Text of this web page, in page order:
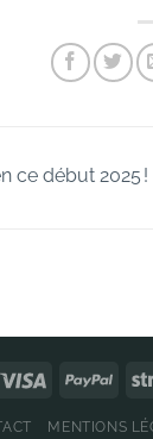
ce début 2025 !
MENTIONS